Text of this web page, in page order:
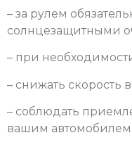
– за рулем
солнцезащитными
– при
– снижать скорость
– соблюдать
вашим